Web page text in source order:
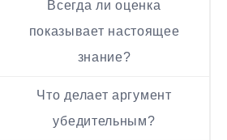
Всегда ли оценка
показывает настоящее
знание?
Что делает аргумент
убедительным?